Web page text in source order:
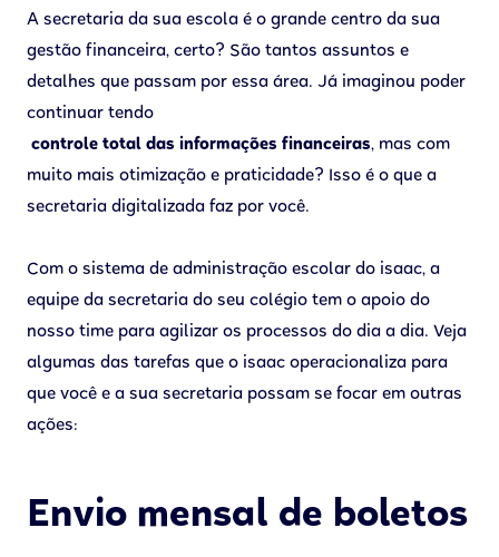
A secretaria da sua escola é o grande centro da sua
gestão financeira, certo? São tantos assuntos e
detalhes que passam por essa área. Já imaginou poder
continuar tendo
controle total das informações financeiras, mas com
muito mais otimização e praticidade? Isso é o que a
secretaria digitalizada faz por você.
Com o sistema de administração escolar do isaac, a
equipe da secretaria do seu colégio tem o apoio do
nosso time para agilizar os processos do dia a dia. Veja
algumas das tarefas que o isaac operacionaliza para
que você e a sua secretaria possam se focar em outras
ações:
Envio mensal de boletos